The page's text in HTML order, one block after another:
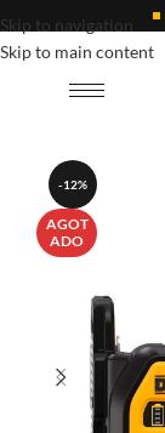
Skip to navigation
Skip to main content
-12%
AGOT
ADO